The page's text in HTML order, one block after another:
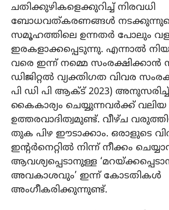
ചതിക്കുഴികളെക്കുറിച്ച് നിരവധി
ബോധവത്കരണങ്ങള്‍
സമൂഹത്തിലെ ഉന്നതര്‍ പോലും
ഇരകളാക്കപ്പെടുന്നു. എന്നാല്‍
വരെ ഇന്ന് നമ്മെ
ഡിജിറ്റല്‍ വ്യക്തിഗത വിവര
പി ഡി പി ആക്ട് 2023)
കൈകാര്യം ചെയ്യുന്നവര്‍ക്ക് വലിയ
ഉത്തരവാദിത്വമുണ്ട്. വീഴ്ച
തുക പിഴ ഈടാക്കാം. ഒരാളുടെ
ഇന്റര്‍നെറ്റില്‍ നിന്ന് നീക്കം
ആവശ്യപ്പെടാനുള്ള
അവകാശവും’ ഇന്ന് കോടതികള്‍
അംഗീകരിക്കുന്നുണ്ട്.